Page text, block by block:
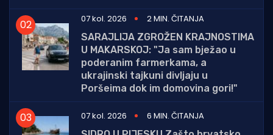
07 kol. 2026
2 MIN. ČITANJA
SARAJLIJA ZGROŽEN KRAJNOSTIMA
U MAKARSKOJ: "Ja sam bježao u
poderanim farmerkama, a
ukrajinski tajkuni divljaju u
Poršeima dok im domovina gori!"
07 kol. 2026
6 MIN. ČITANJA